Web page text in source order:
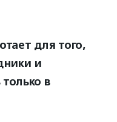
для того,
и
в